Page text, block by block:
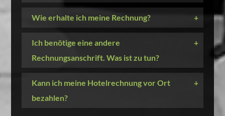
Wie erhalte ich meine Rechnung? +
Ich benötige eine andere
Rechnungsanschrift. Was ist zu tun?
+
Kann ich meine Hotelrechnung vor Ort
bezahlen?
+